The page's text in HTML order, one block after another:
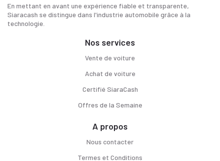
En mettant en avant une expérience fiable et transparente,
Siaracash se distingue dans l'industrie automobile grâce à la
technologie.
Nos services
Vente de voiture
Achat de voiture
Certifié SiaraCash
Offres de la Semaine
A propos
Nous contacter
Termes et Conditions